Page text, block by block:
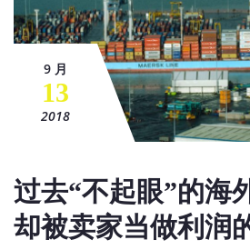
9 月
13
2018
过去“不起眼”的海
却被卖家当做利润